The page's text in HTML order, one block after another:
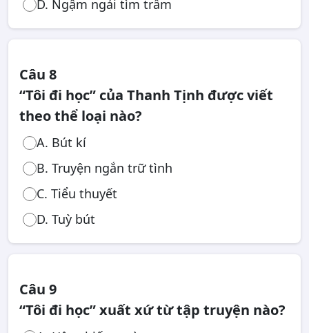
D. Ngậm ngải tìm trầm
Câu 8
“Tôi đi học” của Thanh Tịnh được viết
theo thể loại nào?
A. Bút kí
B. Truyện ngắn trữ tình
C. Tiểu thuyết
D. Tuỳ bút
Câu 9
“Tôi đi học” xuất xứ từ tập truyện nào?